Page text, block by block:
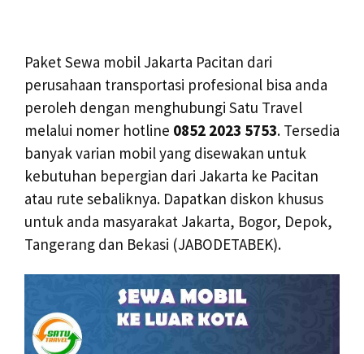
Paket Sewa mobil Jakarta Pacitan dari
perusahaan transportasi profesional bisa anda
peroleh dengan menghubungi Satu Travel
melalui nomer hotline 0852 2023 5753. Tersedia
banyak varian mobil yang disewakan untuk
kebutuhan bepergian dari Jakarta ke Pacitan
atau rute sebaliknya. Dapatkan diskon khusus
untuk anda masyarakat Jakarta, Bogor, Depok,
Tangerang dan Bekasi (JABODETABEK).